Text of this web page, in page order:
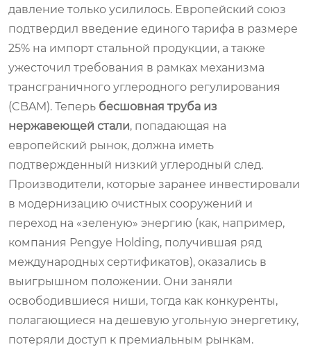
давление только усилилось. Европейский союз
подтвердил введение единого тарифа в размере
25% на импорт стальной продукции, а также
ужесточил требования в рамках механизма
трансграничного углеродного регулирования
(CBAM). Теперь бесшовная труба из
нержавеющей стали, попадающая на
европейский рынок, должна иметь
подтвержденный низкий углеродный след.
Производители, которые заранее инвестировали
в модернизацию очистных сооружений и
переход на «зеленую» энергию (как, например,
компания Pengye Holding, получившая ряд
международных сертификатов), оказались в
выигрышном положении. Они заняли
освободившиеся ниши, тогда как конкуренты,
полагающиеся на дешевую угольную энергетику,
потеряли доступ к премиальным рынкам.